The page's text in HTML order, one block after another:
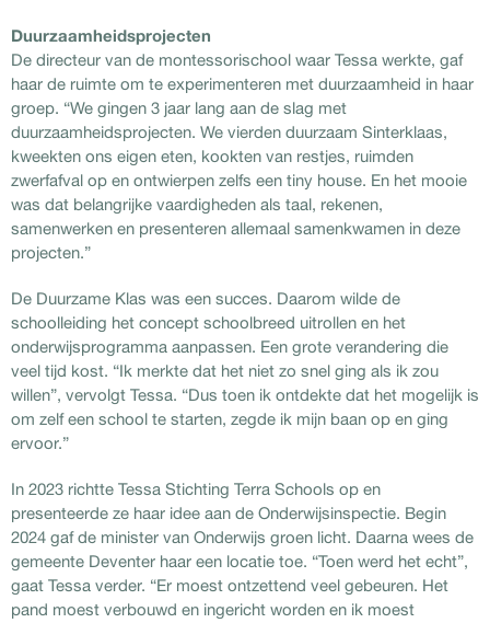
Duurzaamheidsprojecten
De directeur van de montessorischool waar Tessa werkte, gaf
haar de ruimte om te experimenteren met duurzaamheid in haar
groep. “We gingen 3 jaar lang aan de slag met
duurzaamheidsprojecten. We vierden duurzaam Sinterklaas,
kweekten ons eigen eten, kookten van restjes, ruimden
zwerfafval op en ontwierpen zelfs een tiny house. En het mooie
was dat belangrijke vaardigheden als taal, rekenen,
samenwerken en presenteren allemaal samenkwamen in deze
projecten.”
De Duurzame Klas was een succes. Daarom wilde de
schoolleiding het concept schoolbreed uitrollen en het
onderwijsprogramma aanpassen. Een grote verandering die
veel tijd kost. “Ik merkte dat het niet zo snel ging als ik zou
willen”, vervolgt Tessa. “Dus toen ik ontdekte dat het mogelijk is
om zelf een school te starten, zegde ik mijn baan op en ging
ervoor.”
In 2023 richtte Tessa Stichting Terra Schools op en
presenteerde ze haar idee aan de Onderwijsinspectie. Begin
2024 gaf de minister van Onderwijs groen licht. Daarna wees de
gemeente Deventer haar een locatie toe. “Toen werd het echt”,
gaat Tessa verder. “Er moest ontzettend veel gebeuren. Het
pand moest verbouwd en ingericht worden en ik moest